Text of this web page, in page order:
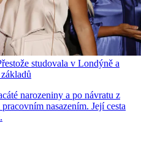
studovala v Londýně a
narozeniny a po návratu z
nasazením. Její cesta